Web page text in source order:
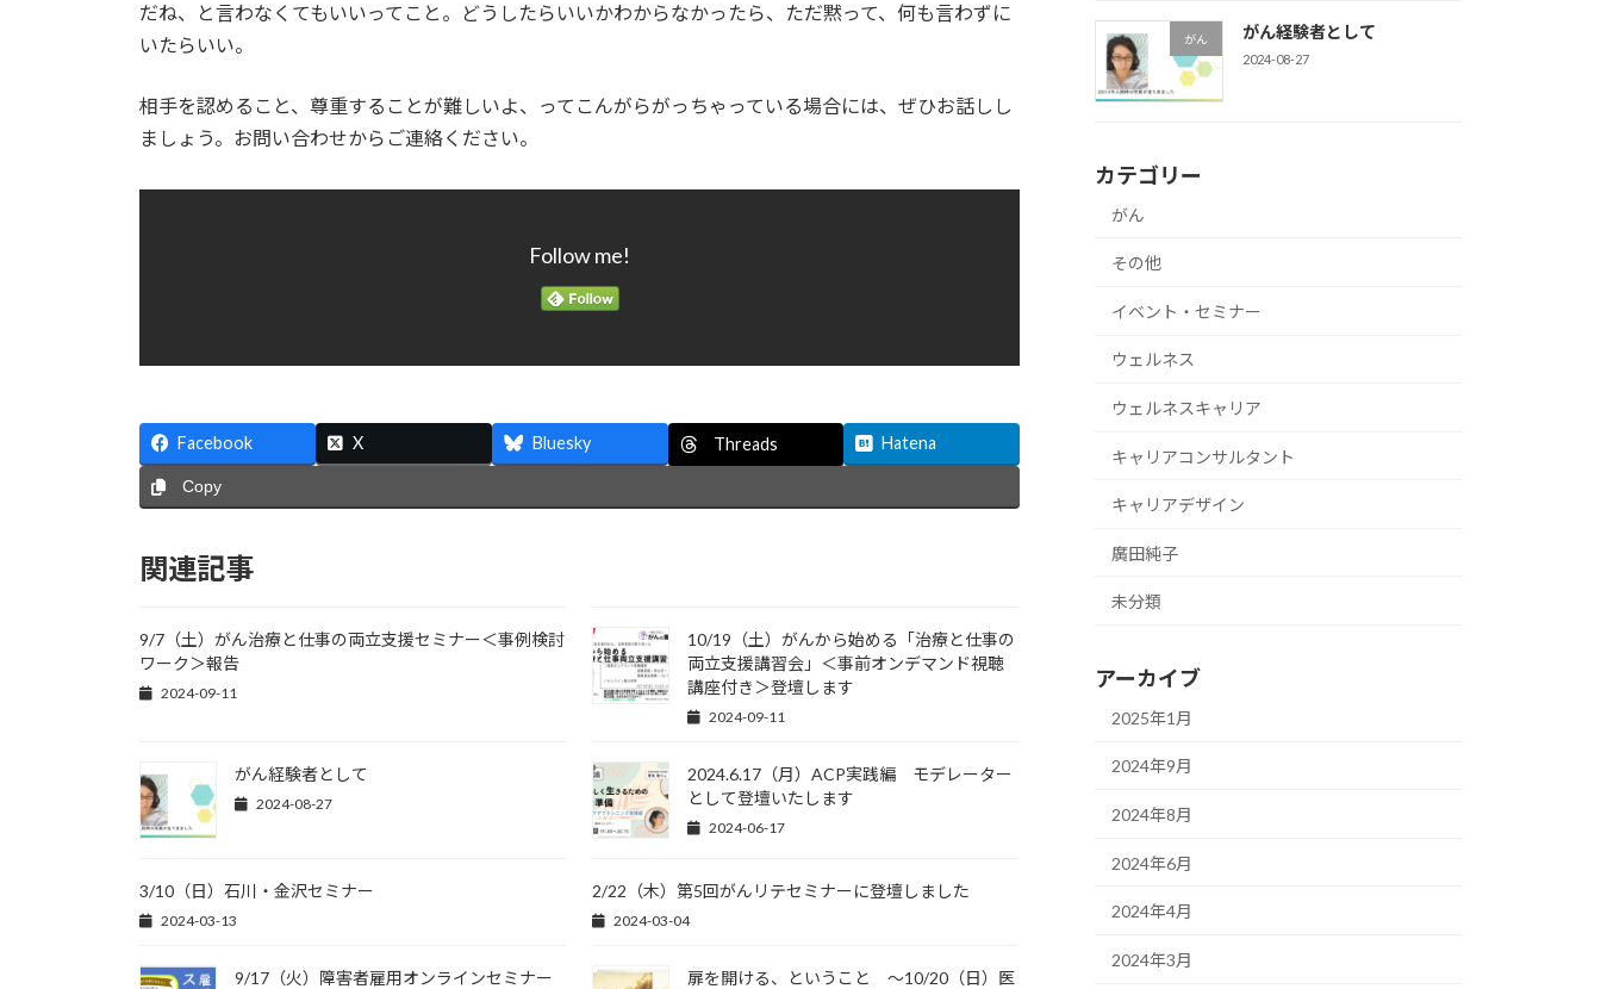
だね、と言わなくてもいいってこと。どうしたらいいかわからなかったら、ただ黙って、何も言わずに
いたらいい。
相手を認めること、尊重することが難しいよ、ってこんがらがっちゃっている場合には、ぜひお話しし
ましょう。お問い合わせからご連絡ください。
Follow me!
Facebook X Bluesky Threads Hatena
Copy
関連記事
9/7（土）がん治療と仕事の両立支援セミナー＜事例検討
ワーク＞報告
2024-09-11
10/19（土）がんから始める「治療と仕事の
両立支援講習会」＜事前オンデマンド視聴
講座付き＞登壇します
2024-09-11
がん経験者として
2024-08-27
2024.6.17（月）ACP実践編 モデレーター
として登壇いたします
2024-06-17
3/10（日）石川・金沢セミナー
2024-03-13
2/22（木）第5回がんリテセミナーに登壇しました
2024-03-04
9/17（火）障害者雇用オンラインセミナー
扉を開ける、ということ ～10/20（日）医
がん がん経験者として
2024-08-27
カテゴリー
がん
その他
イベント・セミナー
ウェルネス
ウェルネスキャリア
キャリアコンサルタント
キャリアデザイン
廣田純子
未分類
アーカイブ
2025年1月
2024年9月
2024年8月
2024年6月
2024年4月
2024年3月